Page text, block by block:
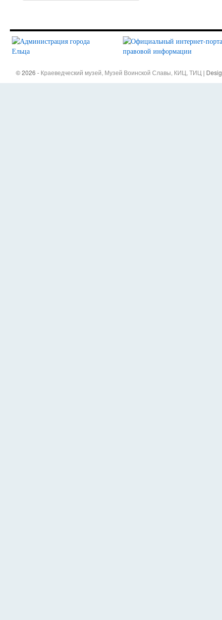
© 2026 - Краеведческий музей, Музей Воинской Славы, КИЦ, ТИЦ |